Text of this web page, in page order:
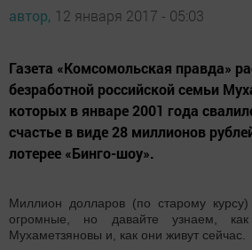
автор, 12 января 2017 - 05:03
Газета «Комсомольская правда»
безработной российской семьи
которых в январе 2001 года
счастье в виде 28 миллионов
лотерее «Бинго-шоу».
Миллион долларов (по старому
огромные, но давайте узнаем,
Мухаметзяновы и, как они живут сейчас.